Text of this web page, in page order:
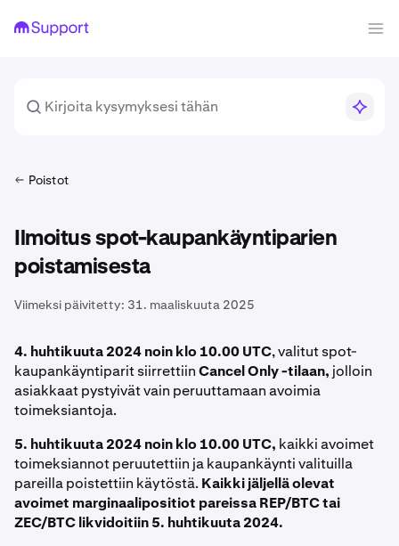
Poistot
Ilmoitus spot-kaupankäyntiparien
poistamisesta
Viimeksi päivitetty: 31. maaliskuuta 2025
4. huhtikuuta 2024 noin klo 10.00 UTC, valitut spot-
kaupankäyntiparit siirrettiinCancel Only -tilaan, jolloin
asiakkaat pystyivät vain peruuttamaan avoimia
toimeksiantoja.
5. huhtikuuta 2024 noin klo 10.00 UTC, kaikki avoimet
toimeksiannot peruutettiin ja kaupankäynti valituilla
pareilla poistettiin käytöstä. Kaikki jäljellä olevat
avoimet marginaalipositiot pareissa REP/BTC tai
ZEC/BTC likvidoitiin 5. huhtikuuta 2024.